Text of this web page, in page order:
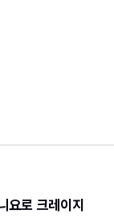
요로 크레이지